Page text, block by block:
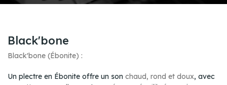
Black'bone
Black'bone (Ébonite) :
Un plectre en Ébonite offre un son chaud, rond et doux, avec